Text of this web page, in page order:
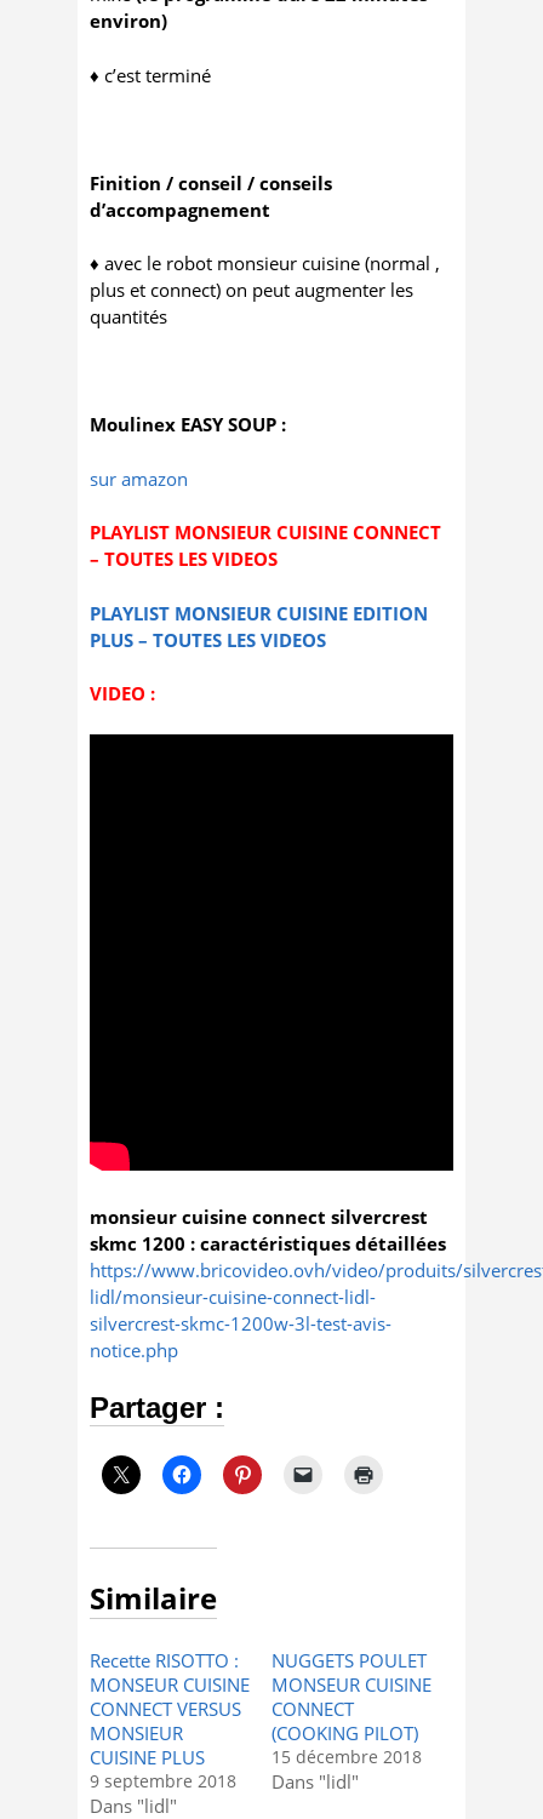
environ)
♦ c’est terminé
Finition / conseil / conseils
d’accompagnement
♦ avec le robot monsieur cuisine (normal ,
plus et connect) on peut augmenter les
quantités
Moulinex EASY SOUP :
sur amazon
PLAYLIST MONSIEUR CUISINE CONNECT
– TOUTES LES VIDEOS
PLAYLIST MONSIEUR CUISINE EDITION
PLUS – TOUTES LES VIDEOS
VIDEO :
monsieur cuisine connect silvercrest
skmc 1200 : caractéristiques détaillées
https://www.bricovideo.ovh/video/produits/
lidl/monsieur-cuisine-connect-lidl-
silvercrest-skmc-1200w-3l-test-avis-
notice.php
Partager :
Similaire
Recette RISOTTO :
MONSEUR CUISINE
CONNECT VERSUS
MONSIEUR
CUISINE PLUS
9 septembre 2018
Dans "lidl"
NUGGETS POULET
MONSEUR CUISINE
CONNECT
(COOKING PILOT)
15 décembre 2018
Dans "lidl"